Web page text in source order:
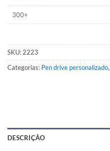
300+
SKU:2223
Categorias: Pen drive personalizado,
DESCRIÇÃO